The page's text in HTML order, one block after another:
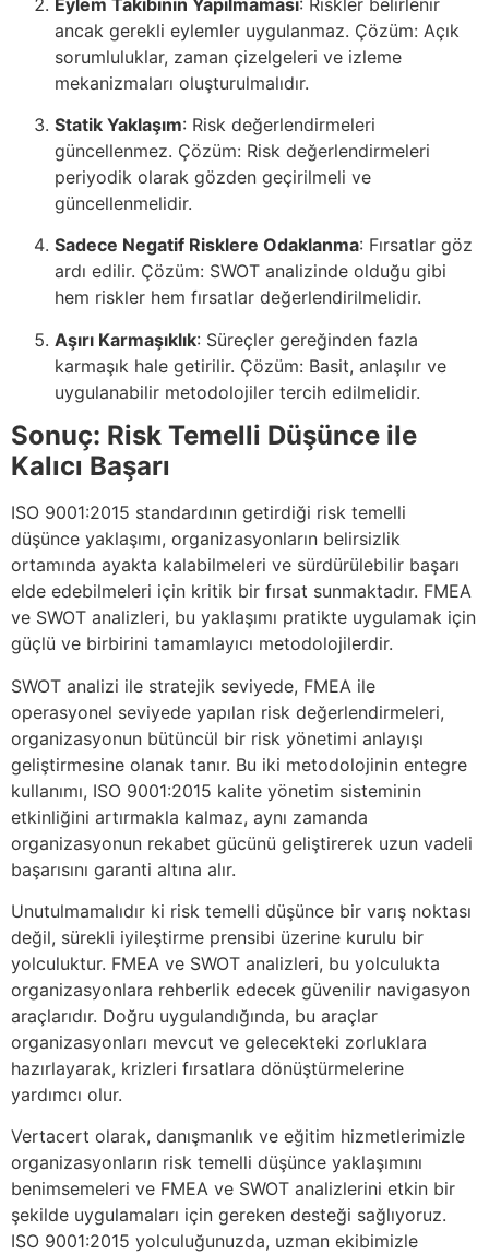
ancak gerekli eylemler uygulanmaz. Çözüm: Açık
sorumluluklar, zaman çizelgeleri ve izleme
mekanizmaları oluşturulmalıdır.
Statik Yaklaşım: Risk değerlendirmeleri
güncellenmez. Çözüm: Risk değerlendirmeleri
periyodik olarak gözden geçirilmeli ve
güncellenmelidir.
Sadece Negatif Risklere Odaklanma: Fırsatlar göz
ardı edilir. Çözüm: SWOT analizinde olduğu gibi
hem riskler hem fırsatlar değerlendirilmelidir.
Aşırı Karmaşıklık: Süreçler gereğinden fazla
karmaşık hale getirilir. Çözüm: Basit, anlaşılır ve
uygulanabilir metodolojiler tercih edilmelidir.
Sonuç: Risk Temelli Düşünce ile
Kalıcı Başarı
ISO 9001:2015 standardının getirdiği risk temelli
düşünce yaklaşımı, organizasyonların belirsizlik
ortamında ayakta kalabilmeleri ve sürdürülebilir başarı
elde edebilmeleri için kritik bir fırsat sunmaktadır. FMEA
ve SWOT analizleri, bu yaklaşımı pratikte uygulamak için
güçlü ve birbirini tamamlayıcı metodolojilerdir.
SWOT analizi ile stratejik seviyede, FMEA ile
operasyonel seviyede yapılan risk değerlendirmeleri,
organizasyonun bütüncül bir risk yönetimi anlayışı
geliştirmesine olanak tanır. Bu iki metodolojinin entegre
kullanımı, ISO 9001:2015 kalite yönetim sisteminin
etkinliğini artırmakla kalmaz, aynı zamanda
organizasyonun rekabet gücünü geliştirerek uzun vadeli
başarısını garanti altına alır.
Unutulmamalıdır ki risk temelli düşünce bir varış noktası
değil, sürekli iyileştirme prensibi üzerine kurulu bir
yolculuktur. FMEA ve SWOT analizleri, bu yolculukta
organizasyonlara rehberlik edecek güvenilir navigasyon
araçlarıdır. Doğru uygulandığında, bu araçlar
organizasyonları mevcut ve gelecekteki zorluklara
hazırlayarak, krizleri fırsatlara dönüştürmelerine
yardımcı olur.
Vertacert olarak, danışmanlık ve eğitim hizmetlerimizle
organizasyonların risk temelli düşünce yaklaşımını
benimsemeleri ve FMEA ve SWOT analizlerini etkin bir
şekilde uygulamaları için gereken desteği sağlıyoruz.
ISO 9001:2015 yolculuğunuzda, uzman ekibimizle